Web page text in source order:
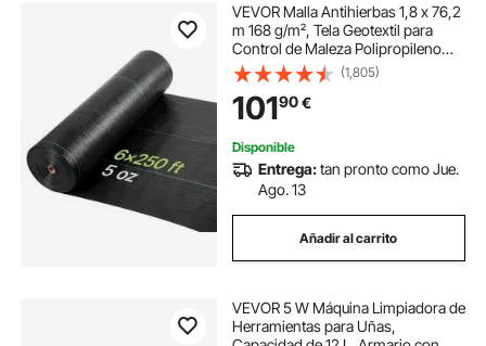
VEVOR Malla Antihierbas 1,8 x 76,2
m 168 g/m², Tela Geotextil para
Control de Maleza Polipropileno
Tejido de Alta Densidad para
Jardines, Invernaderos, Caminos
de Grava, Drenaje, Exterior,
Ventilación
(1,805)
10190€
Disponible
Entrega:tan pronto como Jue.
Ago. 13
Añadir al carrito
VEVOR 5 W Máquina Limpiadora de
Herramientas para Uñas,